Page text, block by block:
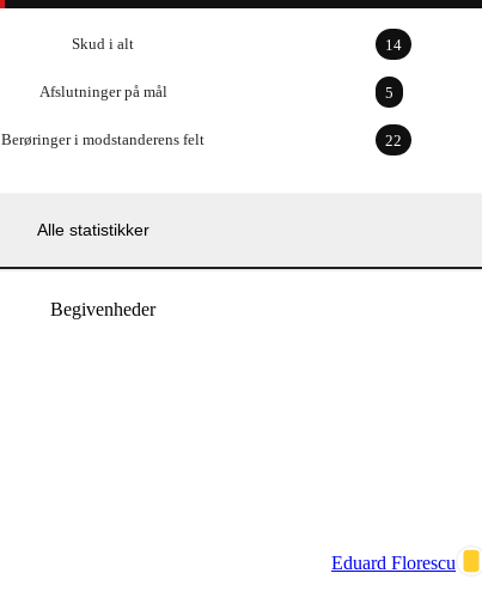
Skud i alt 14
Afslutninger på mål 5
Berøringer i modstanderens felt 22
Alle statistikker
Begivenheder
Eduard Florescu